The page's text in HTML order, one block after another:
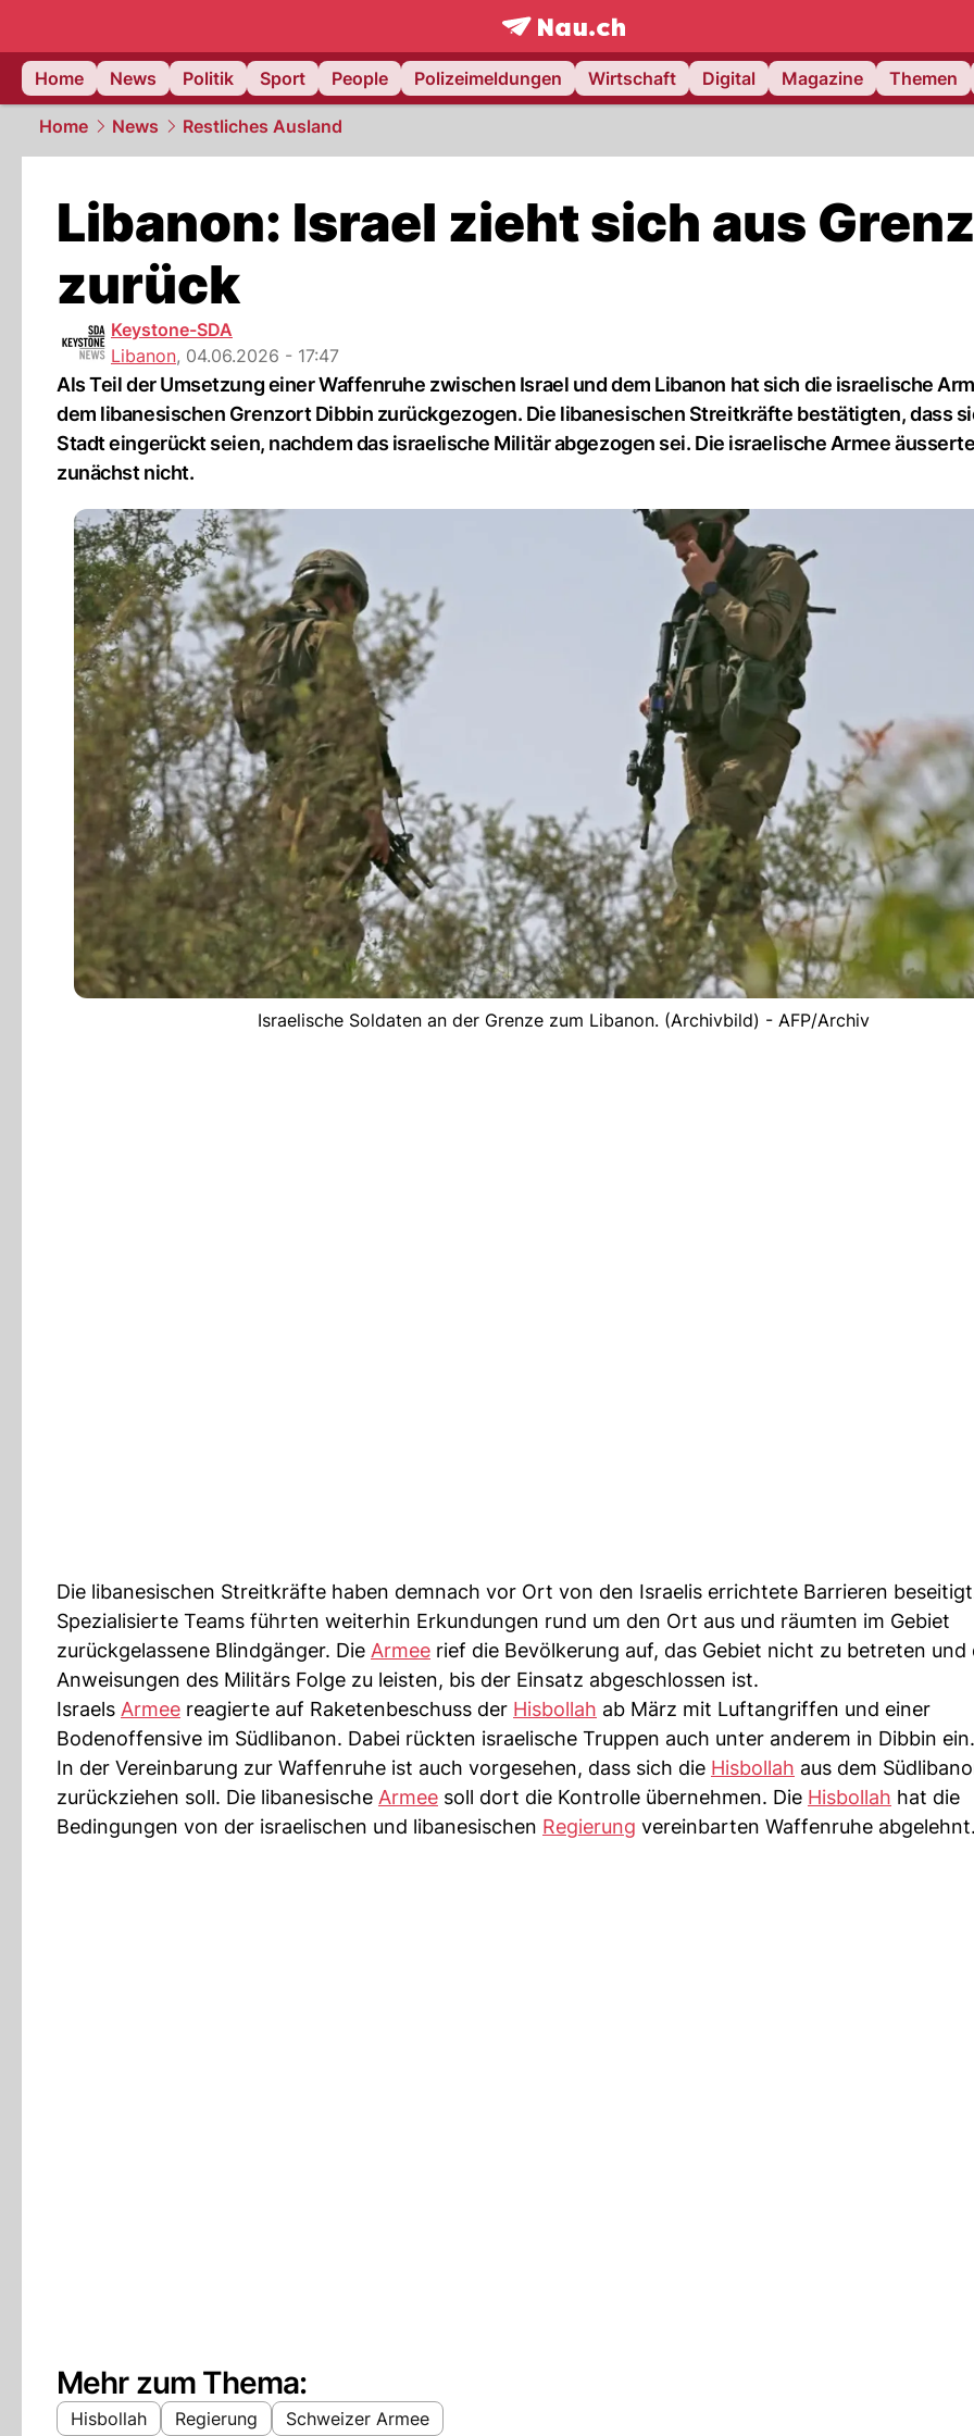
frontpage.NAU.ch
Home
News Politik Sport People Polizeimeldungen Wirtschaft Digital Magazine Themen
Home News Restliches Ausland
Libanon: Israel zieht sich aus
zurück
Keystone-SDA
Libanon, 04.06.2026 - 17:47
Als Teil der Umsetzung einer Waffenruhe zwischen Israel und dem Libanon hat sich die israelische
dem libanesischen Grenzort Dibbin zurückgezogen. Die libanesischen Streitkräfte bestätigten, dass
Stadt eingerückt seien, nachdem das israelische Militär abgezogen sei. Die israelische Armee
zunächst nicht.
Israelische Soldaten an der Grenze zum Libanon. (Archivbild) - AFP/Archiv
Die libanesischen Streitkräfte haben demnach vor Ort von den Israelis errichtete Barrieren
Spezialisierte Teams führten weiterhin Erkundungen rund um den Ort aus und räumten im Gebiet
zurückgelassene Blindgänger. Die Armee rief die Bevölkerung auf, das Gebiet nicht zu betreten und
Anweisungen des Militärs Folge zu leisten, bis der Einsatz abgeschlossen ist.
Israels Armee reagierte auf Raketenbeschuss der Hisbollah ab März mit Luftangriffen und einer
Bodenoffensive im Südlibanon. Dabei rückten israelische Truppen auch unter anderem in Dibbin ein.
In der Vereinbarung zur Waffenruhe ist auch vorgesehen, dass sich die Hisbollah aus dem
zurückziehen soll. Die libanesische Armee soll dort die Kontrolle übernehmen. Die Hisbollah hat die
Bedingungen von der israelischen und libanesischen Regierung vereinbarten Waffenruhe abgelehnt.
Mehr zum Thema:
Hisbollah Regierung Schweizer Armee